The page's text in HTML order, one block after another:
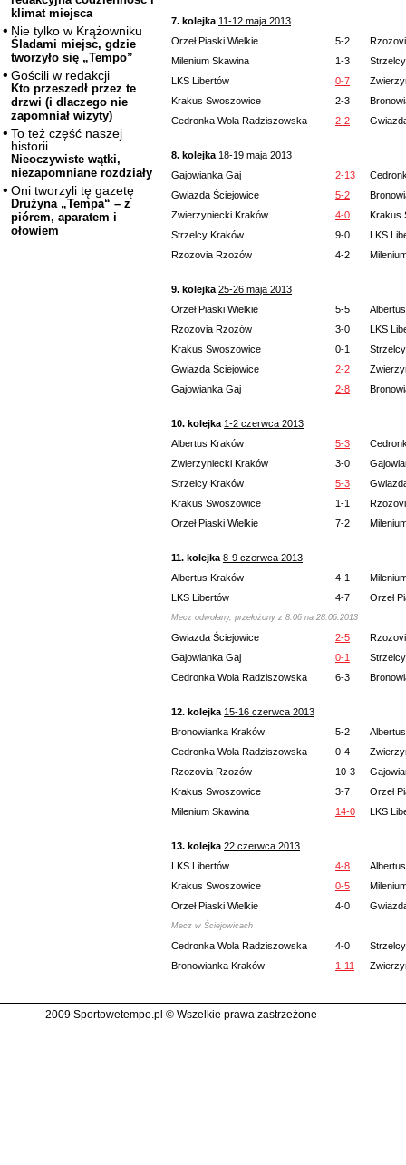
klimat miejsca
Nie tylko w Krążowniku
Śladami miejsc, gdzie
tworzyło się „Tempo”
Gościli w redakcji
Kto przeszedł przez te
drzwi (i dlaczego nie
zapomniał wizyty)
To też część naszej
historii
Nieoczywiste wątki,
niezapomniane rozdziały
Oni tworzyli tę gazetę
Drużyna „Tempa“ – z
piórem, aparatem i
ołowiem
7. kolejka 11-12 maja 2013
Orzeł Piaski Wielkie
5-2
Milenium Skawina
1-3
LKS Libertów
0-7
Krakus Swoszowice
2-3
Cedronka Wola Radziszowska
2-2
8. kolejka 18-19 maja 2013
Gajowianka Gaj
2-13
Gwiazda Ściejowice
5-2
Zwierzyniecki Kraków
4-0
Krakus
Strzelcy Kraków
9-0
LKS
Rzozovia Rzozów
4-2
9. kolejka 25-26 maja 2013
Orzeł Piaski Wielkie
5-5
Rzozovia Rzozów
3-0
LKS
Krakus Swoszowice
0-1
Gwiazda Ściejowice
2-2
Gajowianka Gaj
2-8
10. kolejka 1-2 czerwca 2013
Albertus Kraków
5-3
Zwierzyniecki Kraków
3-0
Strzelcy Kraków
5-3
Krakus Swoszowice
1-1
Orzeł Piaski Wielkie
7-2
11. kolejka 8-9 czerwca 2013
Albertus Kraków
4-1
LKS Libertów
4-7 Orzeł
Mecz odwołany, przełożony z 8.06 na 28.06.2013
Gwiazda Ściejowice 2-5
Gajowianka Gaj
0-1
Cedronka Wola Radziszowska
6-3
12. kolejka 15-16 czerwca 2013
Bronowianka Kraków
5-2
Cedronka Wola Radziszowska
0-4
Rzozovia Rzozów
10-3
Krakus Swoszowice
3-7
Orzeł
Milenium Skawina
14-0 LKS
13. kolejka 22 czerwca 2013
LKS Libertów
4-8
Krakus Swoszowice
0-5
Orzeł Piaski Wielkie
4-0
Mecz w Ściejowicach
Cedronka Wola Radziszowska 4-0
Bronowianka Kraków
1-11
2009 Sportowetempo.pl © Wszelkie prawa zastrzeżone